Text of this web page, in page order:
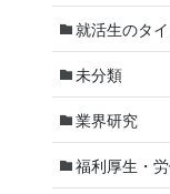
就活生のタ
未分類
業界研究
福利厚生・